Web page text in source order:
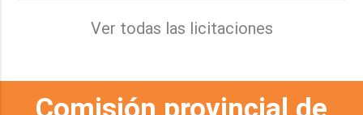
Ver todas las licitaciones
Comisión provincial de